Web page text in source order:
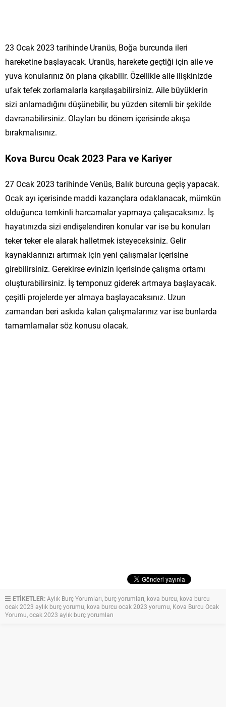
23 Ocak 2023 tarihinde Uranüs, Boğa burcunda ileri
hareketine başlayacak. Uranüs, harekete geçtiği için aile ve
yuva konularınız ön plana çıkabilir. Özellikle aile ilişkinizde
ufak tefek zorlamalarla karşılaşabilirsiniz. Aile büyüklerin
sizi anlamadığını düşünebilir, bu yüzden sitemli bir şekilde
davranabilirsiniz. Olayları bu dönem içerisinde akışa
bırakmalısınız.
Kova Burcu Ocak 2023 Para ve Kariyer
27 Ocak 2023 tarihinde Venüs, Balık burcuna geçiş yapacak.
Ocak ayı içerisinde maddi kazançlara odaklanacak, mümkün
olduğunca temkinli harcamalar yapmaya çalışacaksınız. İş
hayatınızda sizi endişelendiren konular var ise bu konuları
teker teker ele alarak halletmek isteyeceksiniz. Gelir
kaynaklarınızı artırmak için yeni çalışmalar içerisine
girebilirsiniz. Gerekirse evinizin içerisinde çalışma ortamı
oluşturabilirsiniz. İş temponuz giderek artmaya başlayacak.
çeşitli projelerde yer almaya başlayacaksınız. Uzun
zamandan beri askıda kalan çalışmalarınız var ise bunlarda
tamamlamalar söz konusu olacak.
ETİKETLER:Aylık Burç Yorumları, burç yorumları, kova burcu, kova burcu
ocak 2023 aylık burç yorumu, kova burcu ocak 2023 yorumu, Kova Burcu Ocak
Yorumu,ocak 2023 aylık burç yorumları